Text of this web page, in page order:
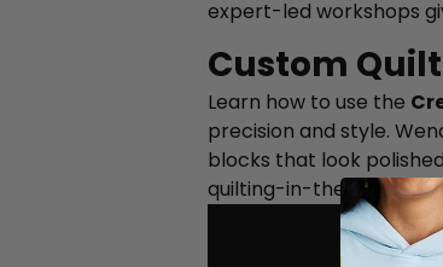
expert-led workshops
Custom
Learn how to use the
precision and style.
blocks that look
quilting-in-the-hoop